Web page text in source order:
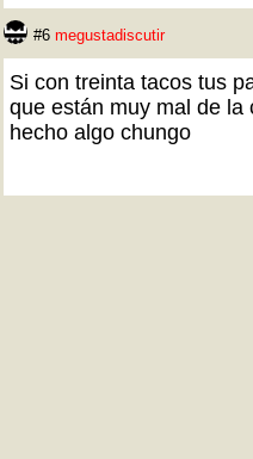
#6 megustadiscutir
Si con treinta tacos tus
que están muy mal de la
hecho algo chungo